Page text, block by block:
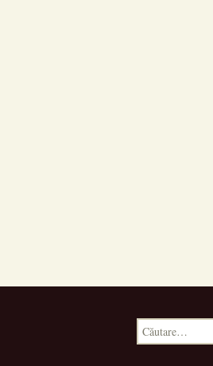
Caută
după: